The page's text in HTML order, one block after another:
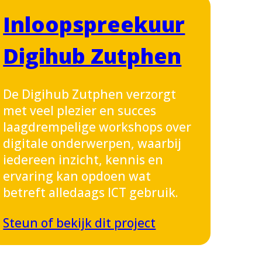
Inloopspreekuur
Digihub Zutphen
De Digihub Zutphen verzorgt
met veel plezier en succes
laagdrempelige workshops over
digitale onderwerpen, waarbij
iedereen inzicht, kennis en
ervaring kan opdoen wat
betreft alledaags ICT gebruik.
Steun of bekijk dit project